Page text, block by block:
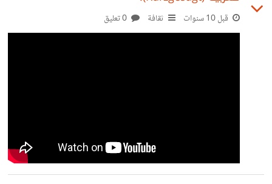
قبل 10 سنوات ثقافة